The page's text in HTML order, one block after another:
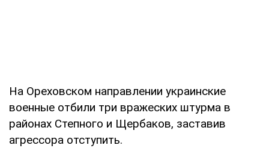
На Ореховском направлении украинские
военные отбили три вражеских штурма в
районах Степного и Щербаков, заставив
агрессора отступить.